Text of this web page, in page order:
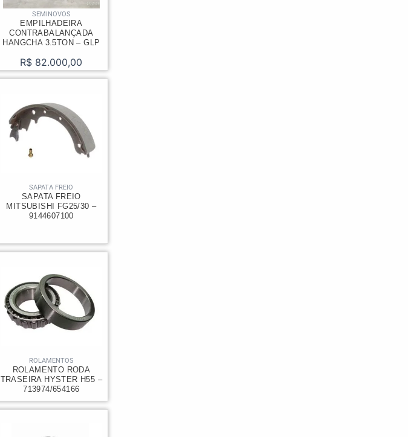
SEMINOVOS
EMPILHADEIRA
CONTRABALANÇADA
HANGCHA 3.5TON – GLP
R$ 82.000,00
SAPATA FREIO
SAPATA FREIO
MITSUBISHI FG25/30 –
9144607100
ROLAMENTOS
ROLAMENTO RODA
TRASEIRA HYSTER H55 –
713974/654166